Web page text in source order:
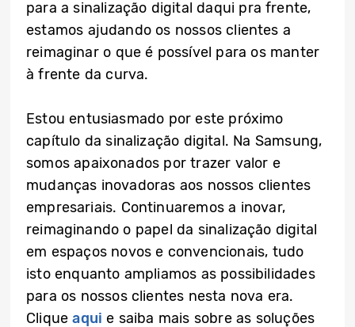
para a sinalização digital daqui pra frente,
estamos ajudando os nossos clientes a
reimaginar o que é possível para os manter
à frente da curva.
Estou entusiasmado por este próximo
capítulo da sinalização digital. Na Samsung,
somos apaixonados por trazer valor e
mudanças inovadoras aos nossos clientes
empresariais. Continuaremos a inovar,
reimaginando o papel da sinalização digital
em espaços novos e convencionais, tudo
isto enquanto ampliamos as possibilidades
para os nossos clientes nesta nova era.
Cliqueaqui e saiba mais sobre as soluções